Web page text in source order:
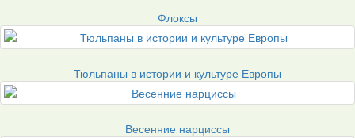
Флоксы
Тюльпаны в истории и культуре Европы
Весенние нарциссы